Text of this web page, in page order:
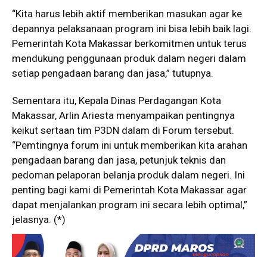
“Kita harus lebih aktif memberikan masukan agar ke
depannya pelaksanaan program ini bisa lebih baik lagi.
Pemerintah Kota Makassar berkomitmen untuk terus
mendukung penggunaan produk dalam negeri dalam
setiap pengadaan barang dan jasa,” tutupnya.
Sementara itu, Kepala Dinas Perdagangan Kota
Makassar, Arlin Ariesta menyampaikan pentingnya
keikut sertaan tim P3DN dalam di Forum tersebut.
“Pemtingnya forum ini untuk memberikan kita arahan
pengadaan barang dan jasa, petunjuk teknis dan
pedoman pelaporan belanja produk dalam negeri. Ini
penting bagi kami di Pemerintah Kota Makassar agar
dapat menjalankan program ini secara lebih optimal,”
jelasnya. (*)